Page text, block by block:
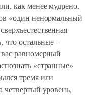
как менее мудрено,
«один ненормальный
что остальные –
равномерный
«странные»
тремя или
уровень,